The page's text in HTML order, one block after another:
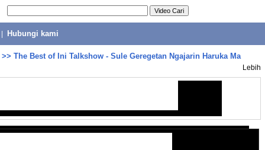
Hubungi kami
>> The Best of Ini Talkshow - Sule Geregetan Ngajarin Haruka Ma
Lebih